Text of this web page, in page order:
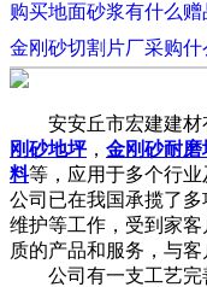
购买地面砂浆有什么赠
金刚砂切割片厂采购什
安安丘市宏建建材
刚砂地坪， 金刚砂耐磨
料等，应用于多个行
公司已在我国承揽了
维护等工作，受到家
质的产品和服务，与
公司有一支工艺完